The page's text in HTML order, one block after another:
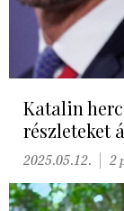
Katalin
részleteket
2025.05.12. 2